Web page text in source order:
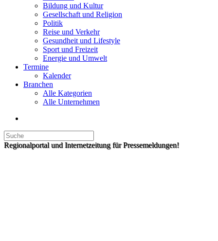
Bildung und Kultur
Gesellschaft und Religion
Politik
Reise und Verkehr
Gesundheit und Lifestyle
Sport und Freizeit
Energie und Umwelt
Termine
Kalender
Branchen
Alle Kategorien
Alle Unternehmen
Regionalportal und Internetzeitung für Pressemeldungen!